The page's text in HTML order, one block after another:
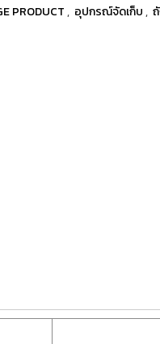
PRODUCT, อุปกรณ์จัดเก็บ,